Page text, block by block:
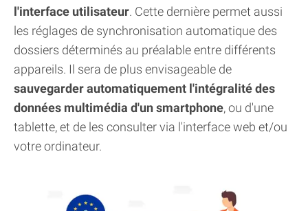
l'interface utilisateur. Cette dernière permet aussi
les réglages de synchronisation automatique des
dossiers déterminés au préalable entre différents
appareils. Il sera de plus envisageable de
sauvegarder automatiquement l'intégralité des
données multimédia d'un smartphone, ou d'une
tablette, et de les consulter via l'interface web et/ou
votre ordinateur.